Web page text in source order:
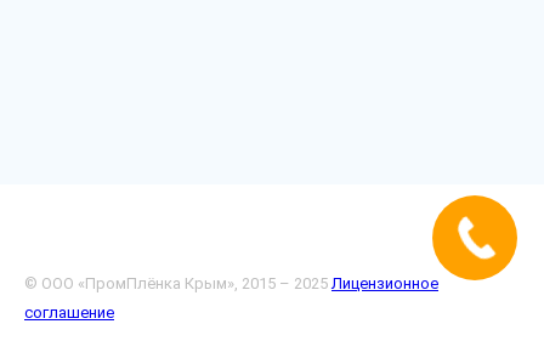
© ООО «ПромПлёнка Крым», 2015 – 2025 Лицензионное
соглашение